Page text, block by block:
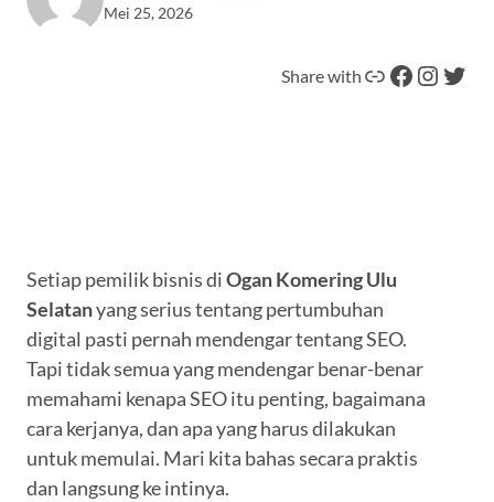
Mei 25, 2026
Share with Tautan Facebook Instagram Twitter
Setiap pemilik bisnis diOgan Komering Ulu
Selatanyang serius tentang pertumbuhan
digital pasti pernah mendengar tentang SEO.
Tapi tidak semua yang mendengar benar-benar
memahami kenapa SEO itu penting, bagaimana
cara kerjanya, dan apa yang harus dilakukan
untuk memulai. Mari kita bahas secara praktis
dan langsung ke intinya.